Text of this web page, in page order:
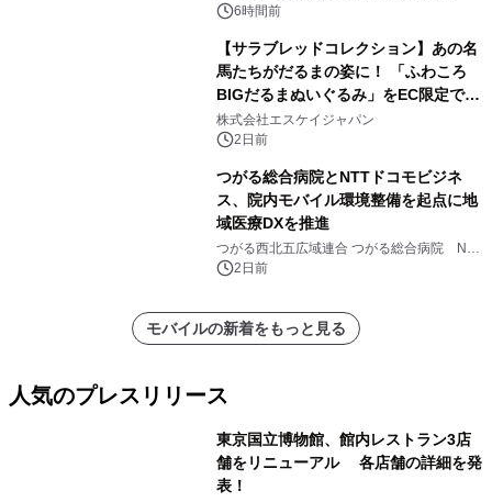
6時間前
【サラブレッドコレクション】あの名
馬たちがだるまの姿に！ 「ふわころ
BIGだるまぬいぐるみ」をEC限定で受
注販売開始
株式会社エスケイジャパン
2日前
つがる総合病院とNTTドコモビジネ
ス、院内モバイル環境整備を起点に地
域医療DXを推進
つがる西北五広域連合 つがる総合病院 NTT
ドコモビジネス株式会社
2日前
モバイルの新着をもっと見る
人気のプレスリリース
東京国立博物館、館内レストラン3店
舗をリニューアル 各店舗の詳細を発
表！